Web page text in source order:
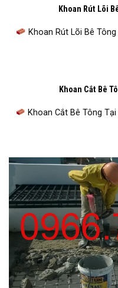
Khoan Rút Lõi
Khoan Rút Lõi Bê
Khoan Cắt Bê
Khoan Cắt Bê Tông